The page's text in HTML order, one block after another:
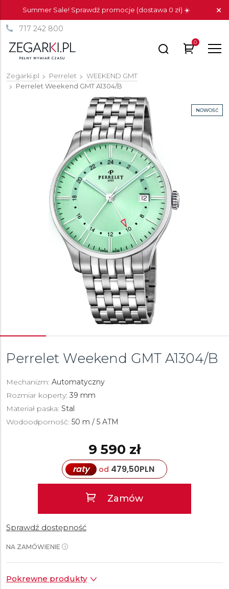
Summer Sale! Sprawdź promocje (dostawa 0 zł) ☀️
717 242 800
0
Zegarki.pl Perrelet
WEEKEND GMT
Perrelet Weekend GMTA1304/B
NOWOŚĆ
Perrelet Weekend GMT A1304/B
Mechanizm: Automatyczny
Rozmiar koperty: 39 mm
Materiał paska: Stal
Wodoodporność: 50 m / 5 ATM
9 590 zł
raty od 479,50PLN
Zamów
Sprawdź dostępność
NA ZAMÓWIENIE
Pokrewne produkty